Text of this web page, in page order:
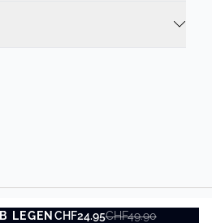
LEGENCHF24.95CHF49.90
Geschäftsbedingungen